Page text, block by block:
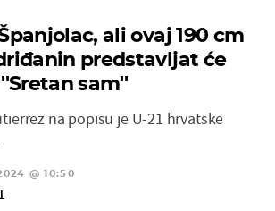
ali ovaj 190 cm
predstavljat će
sam''
na popisu je U-21 hrvatske
@ 10:50